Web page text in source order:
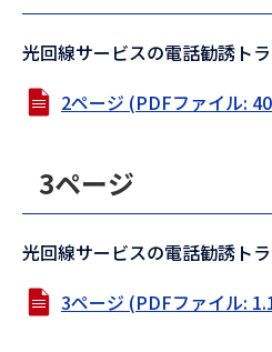
光回線サービスの電話勧誘ト
2ページ (PDFファイル:
3ページ
光回線サービスの電話勧誘ト
3ページ (PDFファイル: